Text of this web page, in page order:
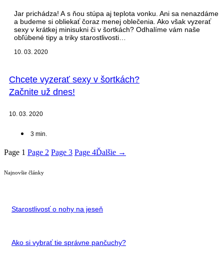
Jar prichádza! A s ňou stúpa aj teplota vonku. Ani sa nenazdáme
a budeme si obliekať čoraz menej oblečenia. Ako však vyzerať
sexy v krátkej minisukni či v šortkách? Odhalíme vám naše
obľúbené tipy a triky starostlivosti…
10. 03. 2020
Chcete vyzerať sexy v šortkách?
Začnite už dnes!
10. 03. 2020
3 min.
Page 1 Page 2 Page 3 Page 4Ďalšie →
Najnovšie články
Starostlivosť o nohy na jeseň
Ako si vybrať tie správne pančuchy?